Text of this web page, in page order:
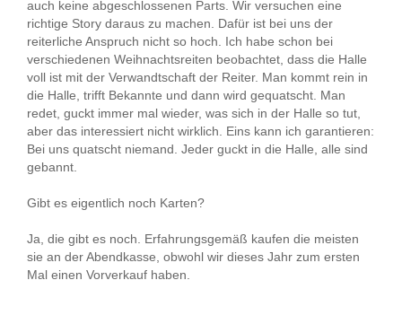
auch keine abgeschlossenen Parts. Wir versuchen eine
richtige Story daraus zu machen. Dafür ist bei uns der
reiterliche Anspruch nicht so hoch. Ich habe schon bei
verschiedenen Weihnachtsreiten beobachtet, dass die Halle
voll ist mit der Verwandtschaft der Reiter. Man kommt rein in
die Halle, trifft Bekannte und dann wird gequatscht. Man
redet, guckt immer mal wieder, was sich in der Halle so tut,
aber das interessiert nicht wirklich. Eins kann ich garantieren:
Bei uns quatscht niemand. Jeder guckt in die Halle, alle sind
gebannt.
Gibt es eigentlich noch Karten?
Ja, die gibt es noch. Erfahrungsgemäß kaufen die meisten
sie an der Abendkasse, obwohl wir dieses Jahr zum ersten
Mal einen Vorverkauf haben.